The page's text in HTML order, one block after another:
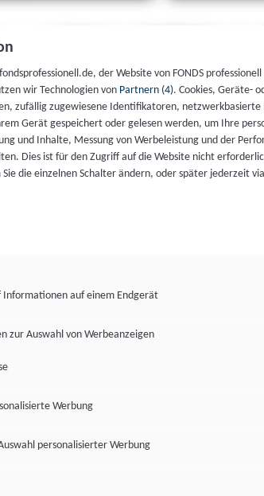
der Website von FONDS
wir Technologien von Partnern (4). Cookies, Geräte-
zufällig zugewiesene Identifikatoren,
Gerät gespeichert oder gelesen werden, um Ihre
und Inhalte, Messung von Werbeleistung und der
Dies ist für den Zugriff auf die Website nicht
die einzelnen Schalter ändern, oder später jederzeit
Informationen auf einem Endgerät
zur Auswahl von Werbeanzeigen
Werbung
personalisierter Werbung